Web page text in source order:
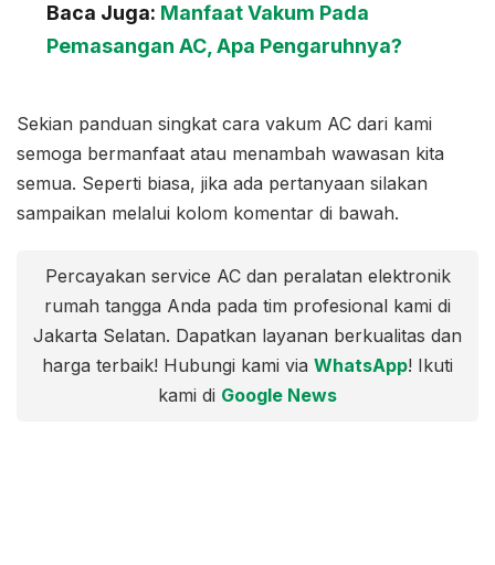
Baca Juga: Manfaat Vakum Pada
Pemasangan AC, Apa Pengaruhnya?
Sekian panduan singkat cara vakum AC dari kami
semoga bermanfaat atau menambah wawasan kita
semua. Seperti biasa, jika ada pertanyaan silakan
sampaikan melalui kolom komentar di bawah.
Percayakan service AC dan peralatan elektronik
rumah tangga Anda pada tim profesional kami di
Jakarta Selatan. Dapatkan layanan berkualitas dan
harga terbaik! Hubungi kami via WhatsApp! Ikuti
kami di Google News